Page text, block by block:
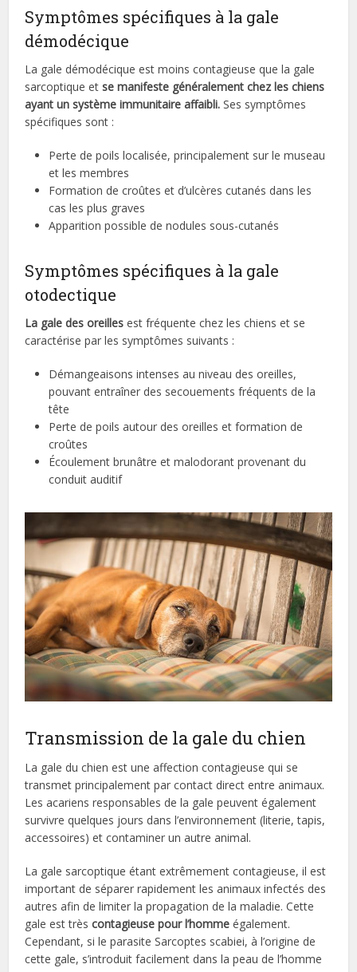
Symptômes spécifiques à la gale
démodécique
La gale démodécique est moins contagieuse que la gale
sarcoptique etse manifeste généralement chez les chiens
ayant un système immunitaire affaibli. Ses symptômes
spécifiques sont :
Perte de poils localisée, principalement sur le museau
et les membres
Formation de croûtes et d’ulcères cutanés dans les
cas les plus graves
Apparition possible de nodules sous-cutanés
Symptômes spécifiques à la gale
otodectique
La gale des oreilles est fréquente chez les chiens et se
caractérise par les symptômes suivants :
Démangeaisons intenses au niveau des oreilles,
pouvant entraîner des secouements fréquents de la
tête
Perte de poils autour des oreilles et formation de
croûtes
Écoulement brunâtre et malodorant provenant du
conduit auditif
Transmission de la gale du chien
La gale du chien est une affection contagieuse qui se
transmet principalement par contact direct entre animaux.
Les acariens responsables de la gale peuvent également
survivre quelques jours dans l’environnement (literie, tapis,
accessoires) et contaminer un autre animal.
La gale sarcoptique étant extrêmement contagieuse, il est
important de séparer rapidement les animaux infectés des
autres afin de limiter la propagation de la maladie. Cette
gale est trèscontagieuse pour l’homme également.
Cependant, si le parasite Sarcoptes scabiei, à l’origine de
cette gale, s’introduit facilement dans la peau de l’homme